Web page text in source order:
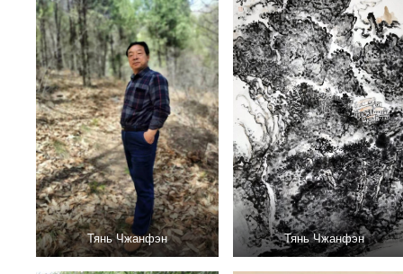
Тянь Чжанфэн Тянь Чжанфэн